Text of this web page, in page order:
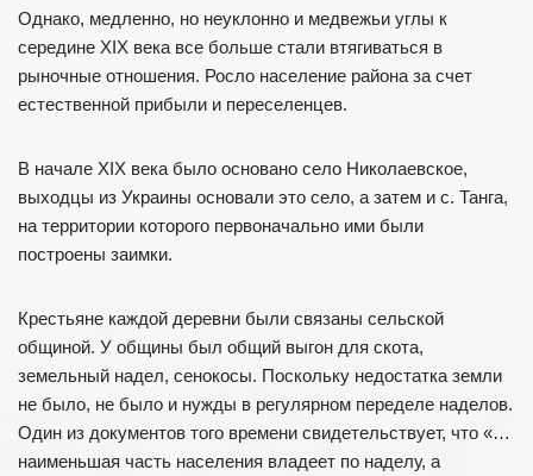
Однако, медленно, но неуклонно и медвежьи углы к
середине XIX века все больше стали втягиваться в
рыночные отношения. Росло население района за счет
естественной прибыли и переселенцев.
В начале XIX века было основано село Николаевское,
выходцы из Украины основали это село, а затем и с. Танга,
на территории которого первоначально ими были
построены заимки.
Крестьяне каждой деревни были связаны сельской
общиной. У общины был общий выгон для скота,
земельный надел, сенокосы. Поскольку недостатка земли
не было, не было и нужды в регулярном переделе наделов.
Один из документов того времени свидетельствует, что «…
наименьшая часть населения владеет по наделу, а